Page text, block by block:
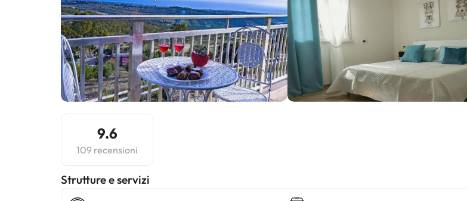
9.6
109 recensioni
​Strutture e servizi